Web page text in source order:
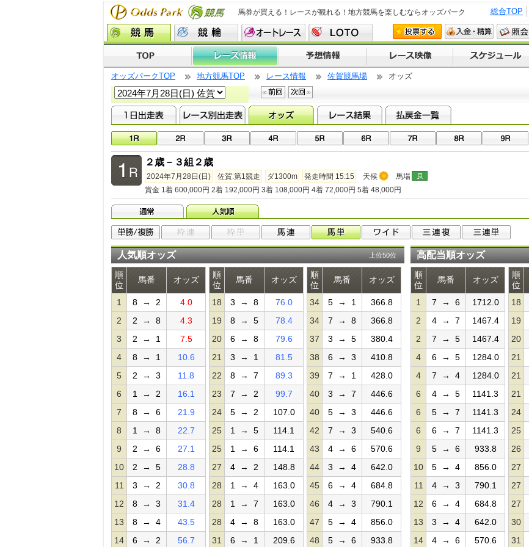
馬券が買える！レースが観れる！地方競馬を楽しむならオッズパーク 総合TOP
オッズパークTOP 地方競馬TOP レース情報 佐賀競馬場 オッズ
２歳－３組２歳
2024年7月28日(日) 佐賀:第1競走 ダ1300m 発走時間 15:15 天候
馬場
賞金 1着 600,000円 2着 192,000円 3着 108,000円 4着 72,000円 5着 48,000円
人気順オッズ 上位50位
順
位
馬番 オッズ
1 8 → 2
4.0
2
2 → 8
4.3
3
2 → 1
7.5
4
8 → 1
10.6
5
2 → 3
11.8
6
1 → 2
16.1
7
8 → 6
21.9
8
1 → 8
22.7
9
2 → 6
27.1
10
2 → 5
28.8
11
3 → 2
30.8
12
8 → 3
31.4
13
8 → 4
43.5
14
6 → 2 56.7
順
位
馬番 オッズ
18 3 → 8
76.0
19
8 → 5
78.4
20
6 → 8
79.6
21
3 → 1
81.5
22
8 → 7
89.3
23
7 → 2
99.7
24
5 → 2
107.0
25
1 → 5
114.1
25
1 → 6
114.1
27
4 → 2
148.8
28
1 → 4
163.0
28
1 → 7
163.0
28
4 → 8
163.0
31
6 → 1 209.6
順
位
馬番 オッズ
34 5 → 1
366.8
34
7 → 8
366.8
37
3 → 5
380.4
38
6 → 3
410.8
39
7 → 1
428.0
40
3 → 7
446.6
40
5 → 3
446.6
42
7 → 3
540.6
43
4 → 6
570.6
44
3 → 4
642.0
45
6 → 4
684.8
46
4 → 3
790.1
47
5 → 4
856.0
48
5 → 6 933.8
高配当順オッズ
順
位
馬番 オッズ
1 7 → 6
1712.0
2
4 → 7
1467.4
2
7 → 5
1467.4
4
6 → 5
1284.0
4
7 → 4
1284.0
6
4 → 5
1141.3
6
5 → 7
1141.3
6
6 → 7
1141.3
9
5 → 6
933.8
10
5 → 4
856.0
11
4 → 3
790.1
12
6 → 4
684.8
13
3 → 4
642.0
14
4 → 6 570.6
順
位
18
19
20
21
21
21
24
25
26
27
27
27
30
31